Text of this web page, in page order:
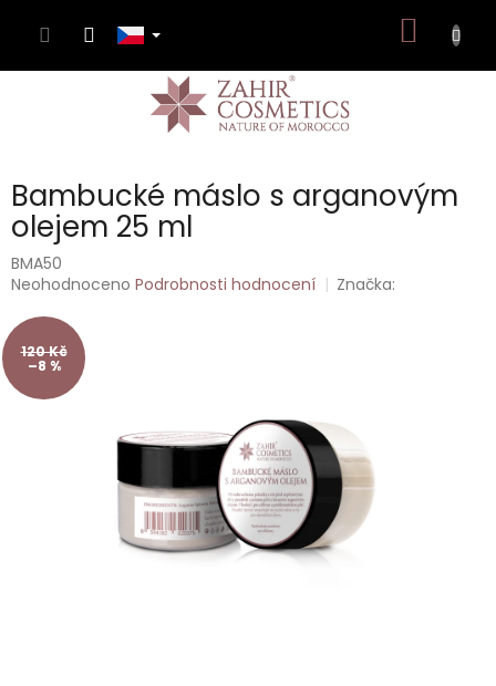
KOŠÍK
Bambucké máslo s arganovým
olejem 25 ml
BMA50
Průměrné
produktu
je
0,0
z
Neohodnoceno Podrobnosti hodnocení Značka:
120 Kč
–8 %